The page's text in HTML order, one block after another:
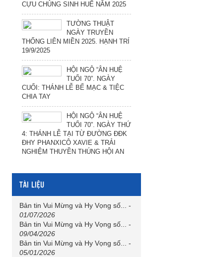
CỰU CHỦNG SINH HUẾ NĂM 2025
TƯỜNG THUẬT
NGÀY TRUYỀN
THỐNG LIÊN MIỀN 2025. HẠNH TRÍ
19/9/2025
HỘI NGỘ “ÂN HUỆ
TUỔI 70”. NGÀY
CUỐI: THÁNH LỄ BẾ MẠC & TIỆC
CHIA TAY
HỘI NGỘ “ÂN HUỆ
TUỔI 70”. NGÀY THỨ
4: THÁNH LỄ TẠI TỪ ĐƯỜNG ĐĐK
ĐHY PHANXICÔ XAVIE & TRẢI
NGHIỆM THUYỀN THÚNG HỘI AN
TÀI LIỆU
Bản tin Vui Mừng và Hy Vọng số...
-
01/07/2026
Bản tin Vui Mừng và Hy Vọng số...
-
09/04/2026
Bản tin Vui Mừng và Hy Vọng số...
-
05/01/2026